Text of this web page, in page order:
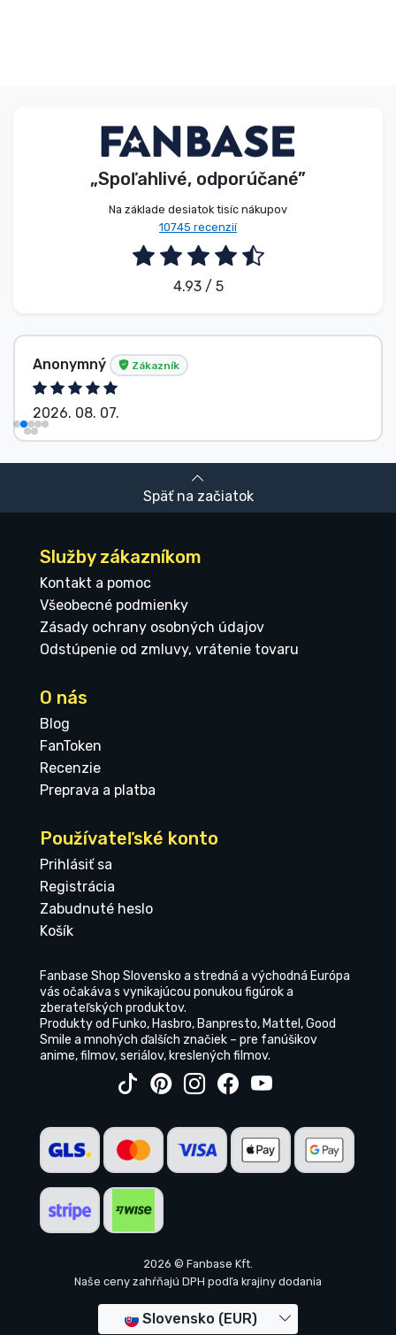
„Spoľahlivé, odporúčané”
Na základe desiatok tisíc nákupov
10745 recenzií
4.93 / 5
Anonymný Zákazník
2026. 08. 07.
Späť na začiatok
Služby zákazníkom
Kontakt a pomoc
Všeobecné podmienky
Zásady ochrany osobných údajov
Odstúpenie od zmluvy, vrátenie tovaru
O nás
Blog
FanToken
Recenzie
Preprava a platba
Používateľské konto
Prihlásiť sa
Registrácia
Zabudnuté heslo
Košík
Fanbase Shop Slovensko a stredná a východná Európa
vás očakáva s vynikajúcou ponukou figúrok a
zberateľských produktov.
Produkty od Funko, Hasbro, Banpresto, Mattel, Good
Smile a mnohých ďalších značiek – pre fanúšikov
anime, filmov, seriálov, kreslených filmov.
2026 © Fanbase Kft.
Naše ceny zahŕňajú DPH podľa krajiny dodania
Slovensko (EUR)